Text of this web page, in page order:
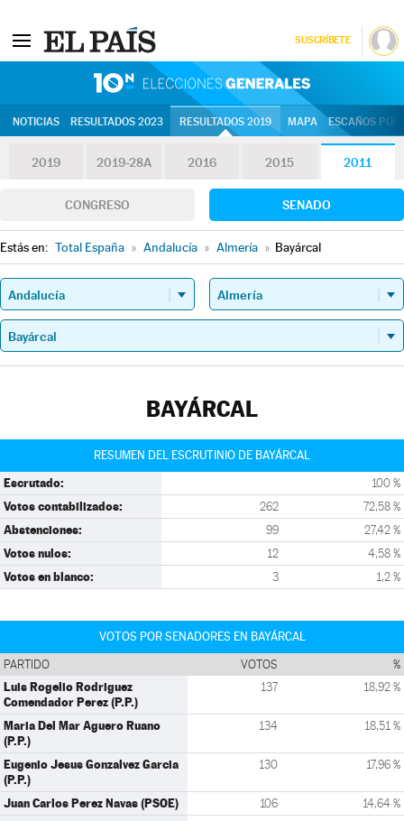
SUSCRÍBETE
NOTICIAS RESULTADOS 2023 RESULTADOS 2019 MAPA ESCAÑOS
2019 2019-28A 2016 2015 2011
CONGRESO SENADO
Estás en: Total España » Andalucía » Almería » Bayárcal
BAYÁRCAL
RESUMEN DEL ESCRUTINIO DE BAYÁRCAL
Escrutado: 100 %
Votos contabilizados: 262 72,58 %
Abstenciones: 99 27,42 %
Votos nulos: 12 4,58 %
Votos en blanco: 3 1,2 %
VOTOS POR SENADORES EN BAYÁRCAL
PARTIDO VOTOS %
Luis Rogelio Rodriguez
Comendador Perez (P.P.)
137 18,92 %
Maria Del Mar Aguero Ruano
(P.P.)
134 18,51 %
Eugenio Jesus Gonzalvez Garcia
(P.P.)
130 17,96 %
Juan Carlos Perez Navas (PSOE) 106 14,64 %